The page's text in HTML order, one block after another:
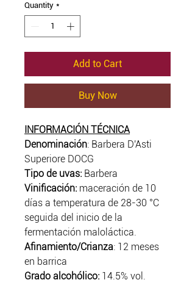
Quantity *
Add to Cart
Buy Now
INFORMACIÓN TÉCNICA
Denominación: Barbera D'Asti
Superiore DOCG
Tipo de uvas: Barbera
Vinificación: maceración de 10
días a temperatura de 28-30 °C
seguida del inicio de la
fermentación maloláctica.
Afinamiento/Crianza: 12 meses
en barrica
Grado alcohólico: 14.5% vol.